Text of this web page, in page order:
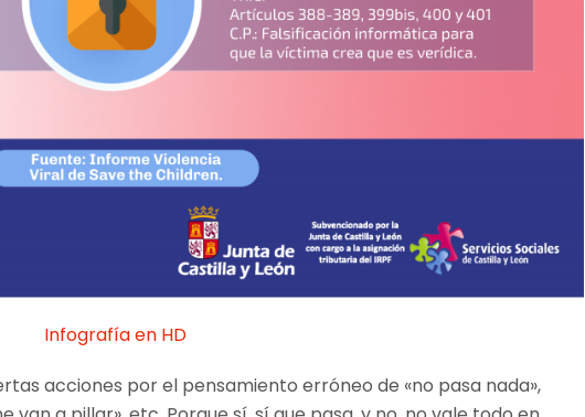
Infografía en HD
acciones por el pensamiento erróneo de «no pasa nada»,